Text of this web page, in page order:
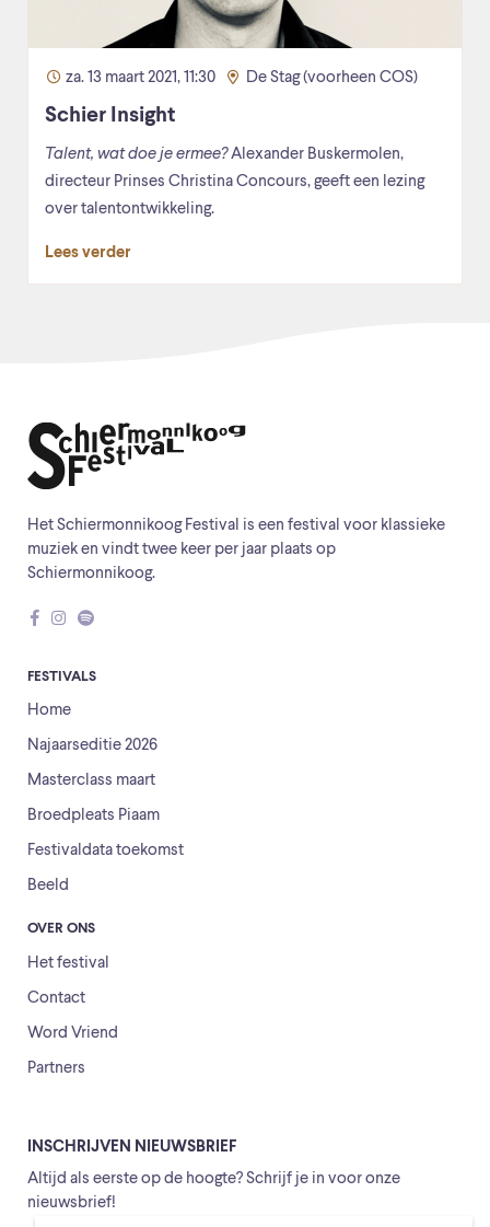
za. 13 maart 2021, 11:30 De Stag (voorheen COS)
Schier Insight
Talent, wat doe je ermee?Alexander Buskermolen,
directeur Prinses Christina Concours, geeft een lezing
over talentontwikkeling.
Lees verder
Het Schiermonnikoog Festival is een festival voor klassieke
muziek en vindt twee keer per jaar plaats op
Schiermonnikoog.
FESTIVALS
Home
Najaarseditie 2026
Masterclass maart
Broedpleats Piaam
Festivaldata toekomst
Beeld
OVER ONS
Het festival
Contact
Word Vriend
Partners
INSCHRIJVEN NIEUWSBRIEF
Altijd als eerste op de hoogte? Schrijf je in voor onze
nieuwsbrief!